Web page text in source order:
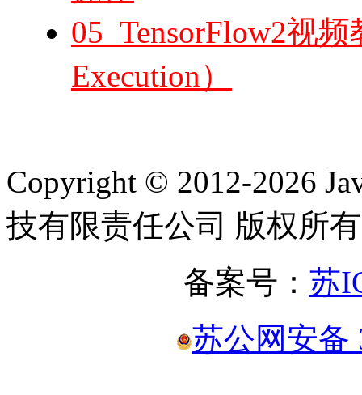
05_TensorFlow2视
Execution）
Copyright © 2012-2026
技有限责任公司 版权所有
备案号： 苏
苏公网安备